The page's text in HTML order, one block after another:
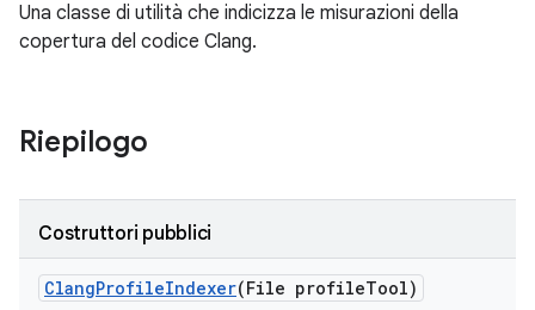
Una classe di utilità che indicizza le misurazioni della
copertura del codice Clang.
Riepilogo
Costruttori pubblici
ClangProfileIndexer(File profileTool)